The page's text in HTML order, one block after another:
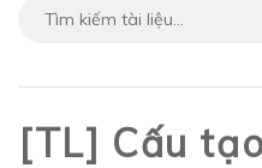
[TL] Cấu